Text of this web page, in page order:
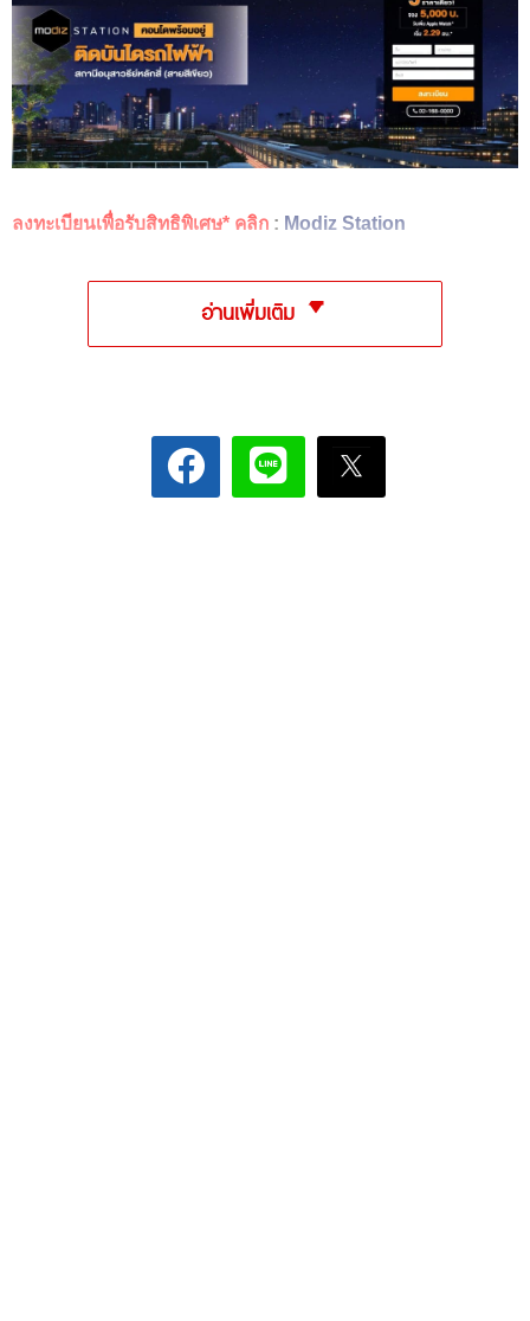
ลงทะเบียนเพื่อรับสิทธิพิเศษ* คลิก : Modiz Station
อ่านเพิ่มเติม